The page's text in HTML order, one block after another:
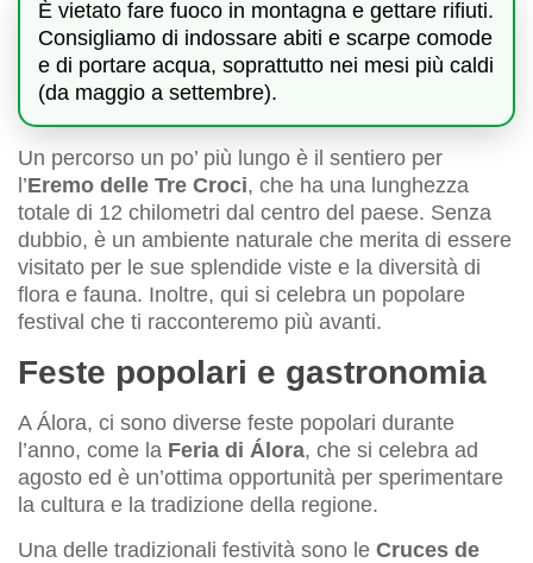
È vietato fare fuoco in montagna e gettare rifiuti.
Consigliamo di indossare abiti e scarpe comode
e di portare acqua, soprattutto nei mesi più caldi
(da maggio a settembre).
Un percorso un po’ più lungo è il sentiero per
l’Eremo delle Tre Croci, che ha una lunghezza
totale di 12 chilometri dal centro del paese. Senza
dubbio, è un ambiente naturale che merita di essere
visitato per le sue splendide viste e la diversità di
flora e fauna. Inoltre, qui si celebra un popolare
festival che ti racconteremo più avanti.
Feste popolari e gastronomia
A Álora, ci sono diverse feste popolari durante
l’anno, come la Feria di Álora, che si celebra ad
agosto ed è un’ottima opportunità per sperimentare
la cultura e la tradizione della regione.
Una delle tradizionali festività sono le Cruces de